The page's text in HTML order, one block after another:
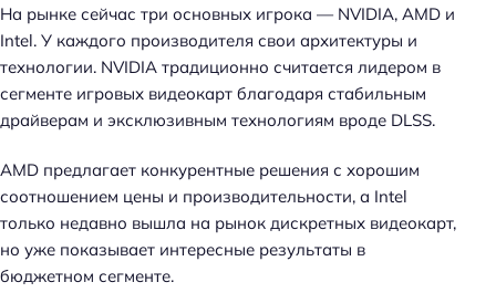
На рынке сейчас три основных игрока — NVIDIA, AMD и
Intel. У каждого производителя свои архитектуры и
технологии. NVIDIA традиционно считается лидером в
сегменте игровых видеокарт благодаря стабильным
драйверам и эксклюзивным технологиям вроде DLSS.
AMD предлагает конкурентные решения с хорошим
соотношением цены и производительности, а Intel
только недавно вышла на рынок дискретных видеокарт,
но уже показывает интересные результаты в
бюджетном сегменте.